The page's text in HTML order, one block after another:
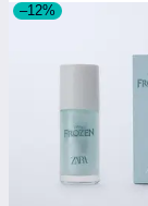
–12%